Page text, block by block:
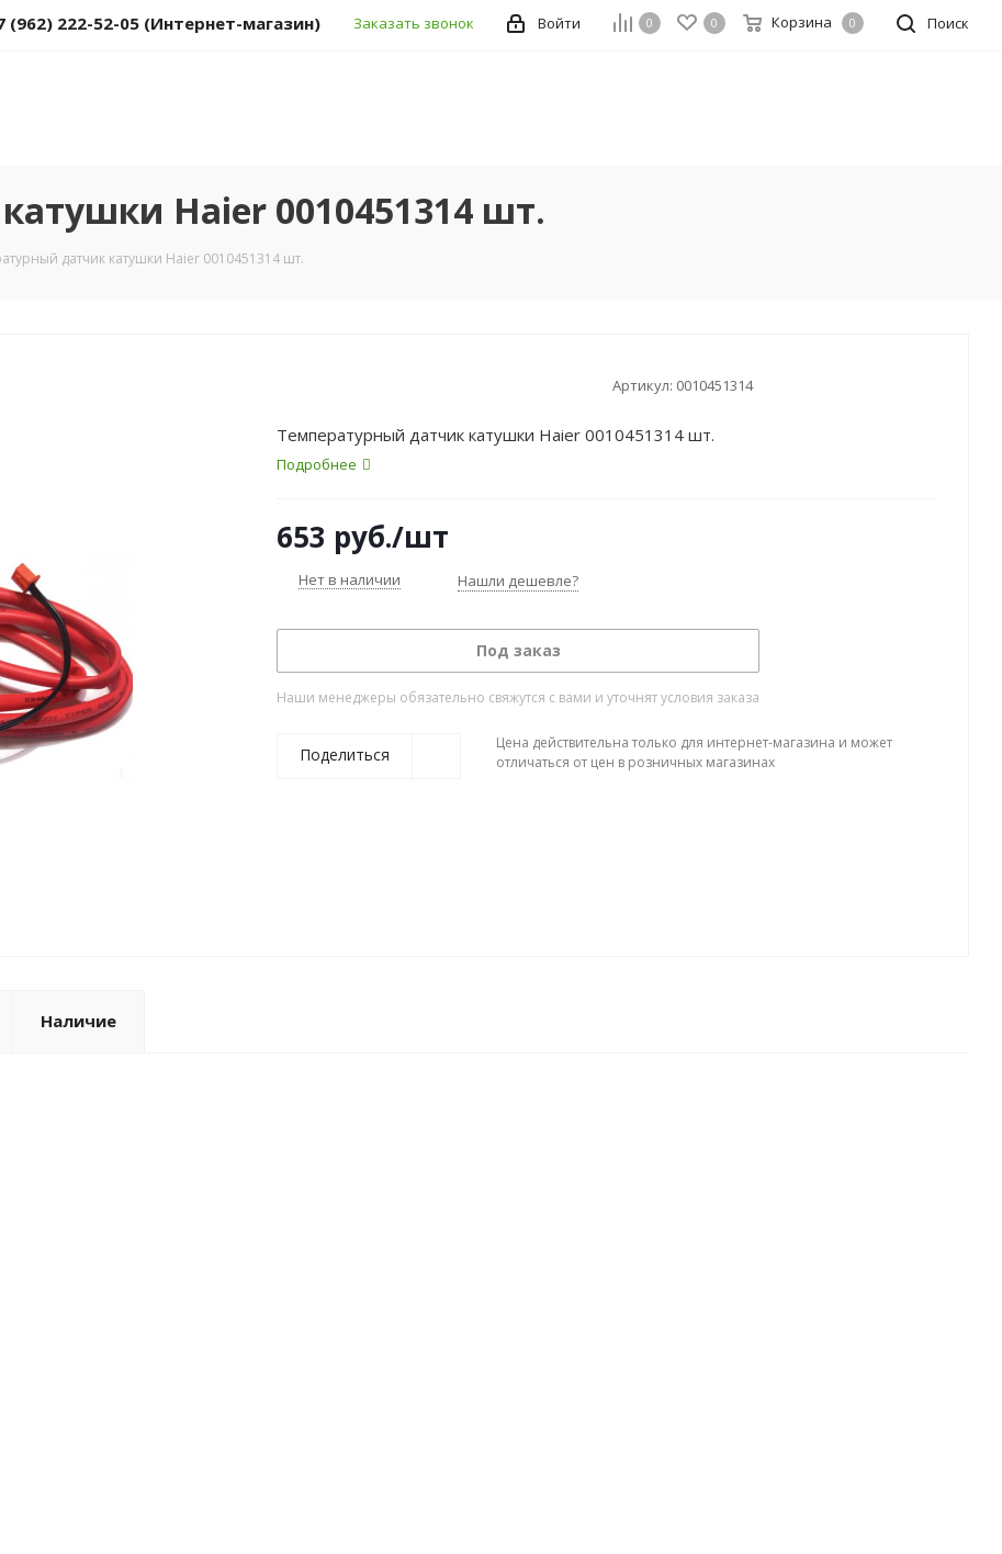
Поиск
0 0 Корзина 0
Войти
(962) 222-52-05 (Интернет-магазин) Заказать звонок
Haier 0010451314 шт.
датчик катушки Haier 0010451314 шт.
Артикул: 0010451314
Температурный датчик катушки Haier 0010451314 шт.
Подробнее
653 руб./шт
Нет в наличии Нашли дешевле?
Под заказ
Наши менеджеры обязательно свяжутся с вами и уточнят условия заказа
Поделиться
Цена действительна только для интернет-магазина и может
отличаться от цен в розничных магазинах
Наличие